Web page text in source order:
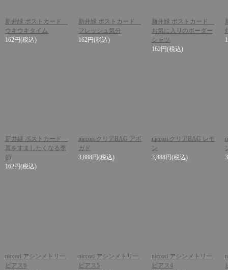
新井緑 ポストカード
ウキウキタイム
162円(税込)
新井緑 ポストカード
フレッシュ気分
162円(税込)
新井緑 ポストカード
お気に入りのボーダー
シャツ
162円(税込)
新井緑 ポストカード
耳をすましたくなる季
節
162円(税込)
niccori クリアBAG アボ
ガド
3,888円(税込)
niccori クリアBAG レモ
ン
3,888円(税込)
niccori アシンメトリー
ピアス6
niccori アシンメトリー
ピアス5
niccori アシンメトリー
ピアス4